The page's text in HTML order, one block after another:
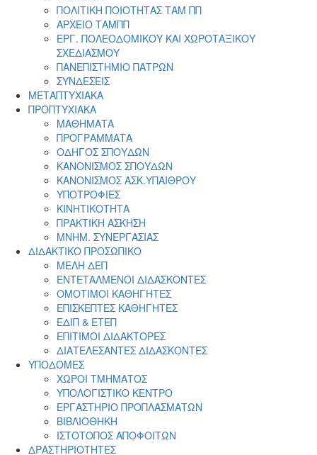
ΠΟΛΙΤΙΚΗ ΠΟΙΟΤΗΤΑΣ ΤΑΜ ΠΠ
ΑΡΧΕΙΟ ΤΑΜΠΠ
ΕΡΓ. ΠΟΛΕΟΔΟΜΙΚΟΥ ΚΑΙ ΧΩΡΟΤΑΞΙΚΟΥ
ΣΧΕΔΙΑΣΜΟΥ
ΠΑΝΕΠΙΣΤΗΜΙΟ ΠΑΤΡΩΝ
ΣΥΝΔΕΣΕΙΣ
ΜΕΤΑΠΤΥΧΙΑΚΑ
ΠΡΟΠΤΥΧΙΑΚΑ
ΜΑΘΗΜΑΤΑ
ΠΡΟΓΡΑΜΜΑΤΑ
ΟΔΗΓΟΣ ΣΠΟΥΔΩΝ
ΚΑΝΟΝΙΣΜΟΣ ΣΠΟΥΔΩΝ
ΚΑΝΟΝΙΣΜΟΣ ΑΣΚ.ΥΠΑΙΘΡΟΥ
ΥΠΟΤΡΟΦΙΕΣ
ΚΙΝΗΤΙΚΟΤΗΤΑ
ΠΡΑΚΤΙΚΗ ΑΣΚΗΣΗ
ΜΝΗΜ. ΣΥΝΕΡΓΑΣΙΑΣ
ΔΙΔΑΚΤΙΚΟ ΠΡΟΣΩΠΙΚΟ
ΜΕΛΗ ΔΕΠ
ΕΝΤΕΤΑΛΜΕΝΟΙ ΔΙΔΑΣΚΟΝΤΕΣ
ΟΜΟΤΙΜΟΙ ΚΑΘΗΓΗΤΕΣ
ΕΠΙΣΚΕΠΤΕΣ ΚΑΘΗΓΗΤΕΣ
ΕΔΙΠ & ΕΤΕΠ
ΕΠΙΤΙΜΟΙ ΔΙΔΑΚΤΟΡΕΣ
ΔΙΑΤΕΛΕΣΑΝΤΕΣ ΔΙΔΑΣΚΟΝΤΕΣ
ΥΠΟΔΟΜΕΣ
ΧΩΡΟΙ ΤΜΗΜΑΤΟΣ
ΥΠΟΛΟΓΙΣΤΙΚΟ ΚΕΝΤΡΟ
ΕΡΓΑΣΤΗΡΙΟ ΠΡΟΠΛΑΣΜΑΤΩΝ
ΒΙΒΛΙΟΘΗΚΗ
ΙΣΤΟΤΟΠΟΣ ΑΠΟΦΟΙΤΩΝ
ΔΡΑΣΤΗΡΙΟΤΗΤΕΣ